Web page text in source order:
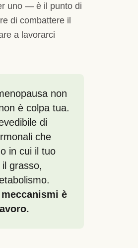
uno — è il punto di
di combattere il
a lavorarci
non
è colpa tua.
di
che
in cui il tuo
grasso,
è